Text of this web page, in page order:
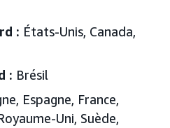
: États-Unis, Canada,
: Brésil
Espagne, France,
Uni, Suède,